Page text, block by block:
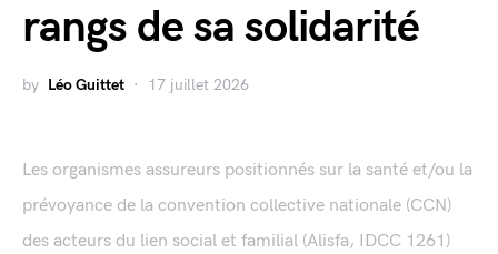
rangs de sa solidarité
by Léo Guittet 17 juillet 2026
Les organismes assureurs positionnés sur la santé et/ou la
prévoyance de la convention collective nationale (CCN)
des acteurs du lien social et familial (Alisfa, IDCC 1261)